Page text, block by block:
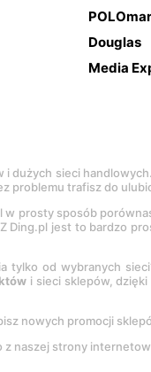
Douglas
Media
i dużych sieci
problemu trafisz do
w prosty sposób
Ding.pl jest to bardzo
tylko od wybranych
i sieci sklepów,
nowych promocji
z naszej strony